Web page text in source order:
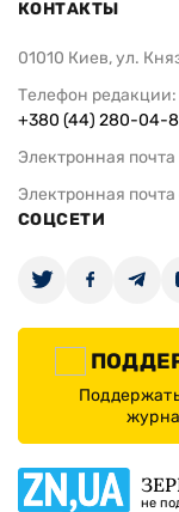
КОНТАКТЫ
01010 Киев, ул.
Телефон редакции:
+380 (44) 280-04-
Электронная
Электронная
СОЦСЕТИ
не